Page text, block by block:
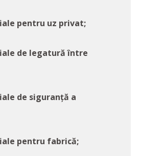
pentru uz privat;
de legatură între
de siguranță a
pentru fabrică;